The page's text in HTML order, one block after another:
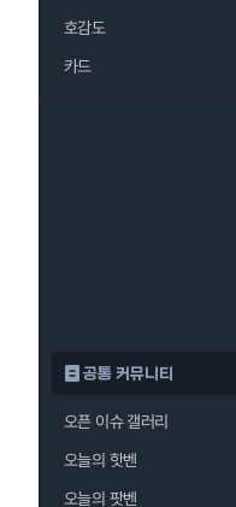
호감도
카드
공통 커뮤니티
오픈 이슈 갤러리
오늘의 핫벤
오늘의 팟벤